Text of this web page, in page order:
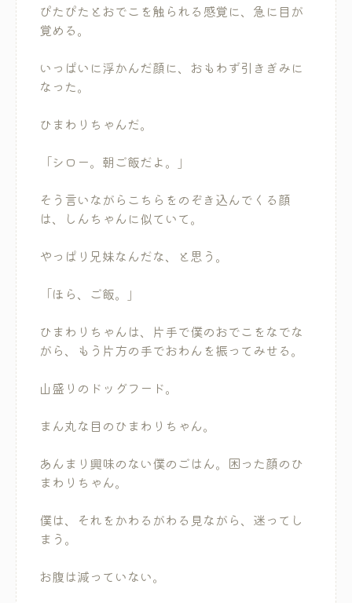
ぴたぴたとおでこを触られる感覚に、急に目が
覚める。
いっぱいに浮かんだ顔に、おもわず引きぎみに
なった。
ひまわりちゃんだ。
「シロー。朝ご飯だよ。」
そう言いながらこちらをのぞき込んでくる顔
は、しんちゃんに似ていて。
やっぱり兄妹なんだな、と思う。
「ほら、ご飯。」
ひまわりちゃんは、片手で僕のおでこをなでな
がら、もう片方の手でおわんを振ってみせる。
山盛りのドッグフード。
まん丸な目のひまわりちゃん。
あんまり興味のない僕のごはん。困った顔のひ
まわりちゃん。
僕は、それをかわるがわる見ながら、迷ってし
まう。
お腹は減っていない。